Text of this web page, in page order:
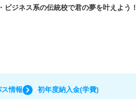
ジネス系の伝統校で君の夢を叶えよう！
情報 初年度納入金(学費)